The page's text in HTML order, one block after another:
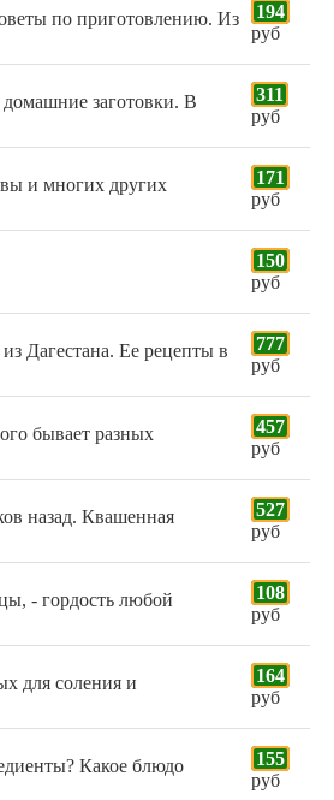
по приготовлению. Из
194
руб
заготовки. В
311
руб
и многих других
171
руб
150
руб
Дагестана. Ее рецепты в
777
руб
бывает разных
457
руб
назад. Квашенная
527
руб
- гордость любой
108
руб
для соления и
164
руб
Какое блюдо
155
руб